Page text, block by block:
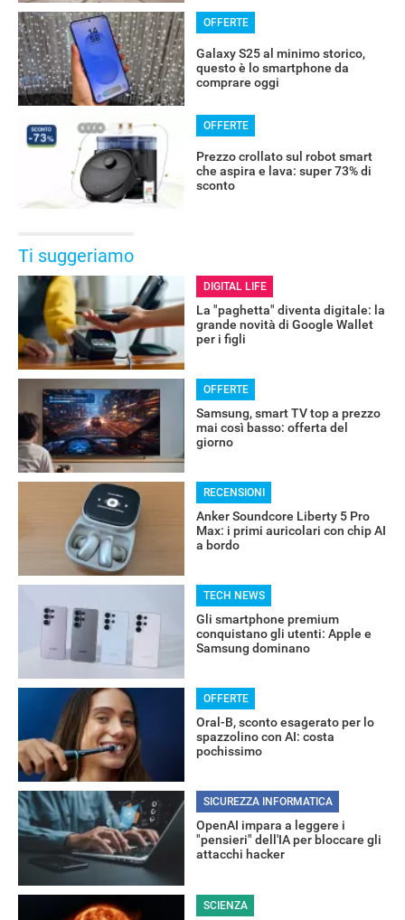
RECENSIONI
OFFERTE
Galaxy S25 al minimo storico,
questo è lo smartphone da
comprare oggi
OFFERTE
Prezzo crollato sul robot smart
che aspira e lava: super 73% di
sconto
Ti suggeriamo
DIGITAL LIFE
La "paghetta" diventa digitale: la
grande novità di Google Wallet
per i figli
OFFERTE
Samsung, smart TV top a prezzo
mai così basso: offerta del
giorno
RECENSIONI
Anker Soundcore Liberty 5 Pro
Max: i primi auricolari con chip AI
a bordo
TECH NEWS
Gli smartphone premium
conquistano gli utenti: Apple e
Samsung dominano
OFFERTE
Oral-B, sconto esagerato per lo
spazzolino con AI: costa
pochissimo
SICUREZZA INFORMATICA
OpenAI impara a leggere i
"pensieri" dell'IA per bloccare gli
attacchi hacker
SCIENZA